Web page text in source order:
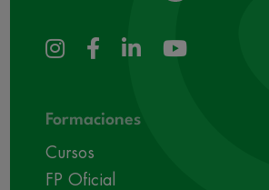
Formaciones
Cursos
FP Oficial